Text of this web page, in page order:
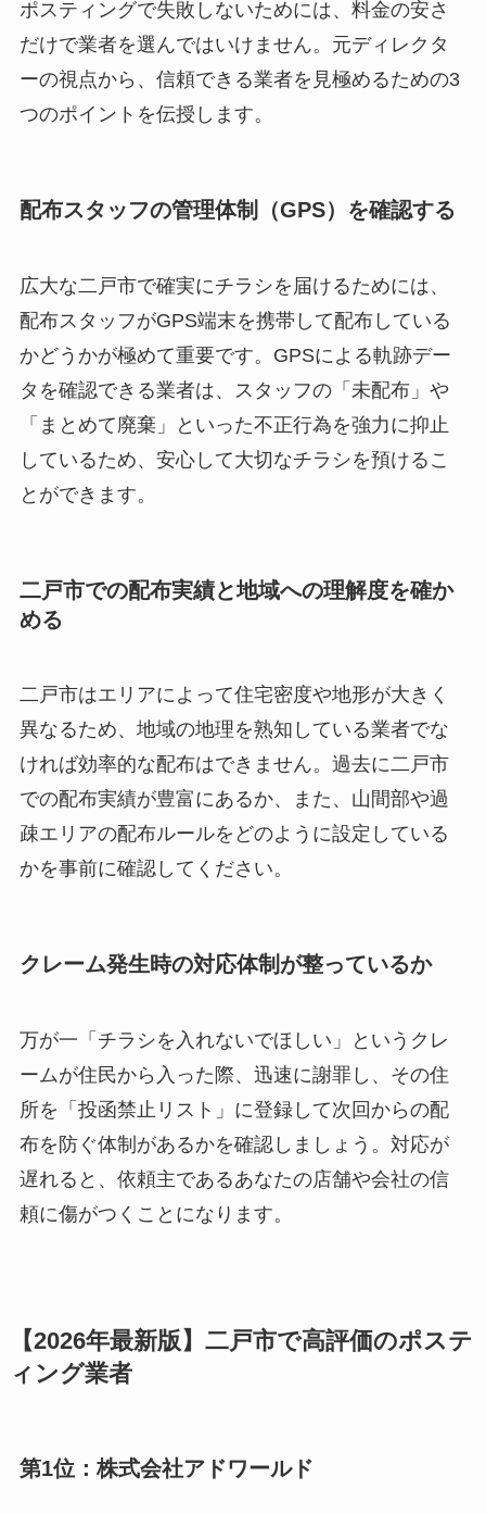
ポスティングで失敗しないためには、料金の安さ
だけで業者を選んではいけません。元ディレクタ
ーの視点から、信頼できる業者を見極めるための3
つのポイントを伝授します。
配布スタッフの管理体制（GPS）を確認する
広大な二戸市で確実にチラシを届けるためには、
配布スタッフがGPS端末を携帯して配布している
かどうかが極めて重要です。GPSによる軌跡デー
タを確認できる業者は、スタッフの「未配布」や
「まとめて廃棄」といった不正行為を強力に抑止
しているため、安心して大切なチラシを預けるこ
とができます。
二戸市での配布実績と地域への理解度を確か
める
二戸市はエリアによって住宅密度や地形が大きく
異なるため、地域の地理を熟知している業者でな
ければ効率的な配布はできません。過去に二戸市
での配布実績が豊富にあるか、また、山間部や過
疎エリアの配布ルールをどのように設定している
かを事前に確認してください。
クレーム発生時の対応体制が整っているか
万が一「チラシを入れないでほしい」というクレ
ームが住民から入った際、迅速に謝罪し、その住
所を「投函禁止リスト」に登録して次回からの配
布を防ぐ体制があるかを確認しましょう。対応が
遅れると、依頼主であるあなたの店舗や会社の信
頼に傷がつくことになります。
【2026年最新版】二戸市で高評価のポステ
ィング業者
第1位：株式会社アドワールド